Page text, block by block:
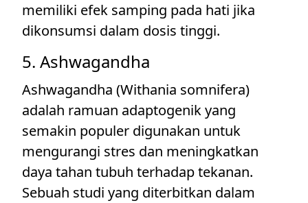
memiliki efek samping pada hati jika
dikonsumsi dalam dosis tinggi.
5. Ashwagandha
Ashwagandha (Withania somnifera)
adalah ramuan adaptogenik yang
semakin populer digunakan untuk
mengurangi stres dan meningkatkan
daya tahan tubuh terhadap tekanan.
Sebuah studi yang diterbitkan dalam